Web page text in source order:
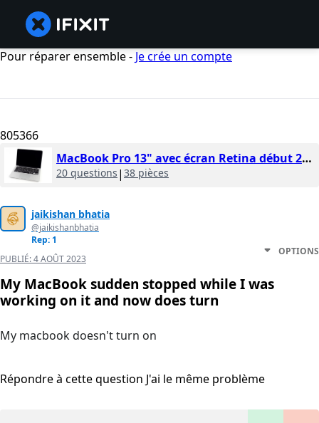
Pour réparer ensemble - Je crée un compte
805366
MacBook Pro 13" avec écran Retina début 2013
20 questions | 38 pièces
jaikishan bhatia
@jaikishanbhatia
Rep: 1
PUBLIÉ:4 AOÛT 2023
OPTIONS
My MacBook sudden stopped while I was
working on it and now does turn
My macbook doesn't turn on
Répondre à cette question J'ai le même problème